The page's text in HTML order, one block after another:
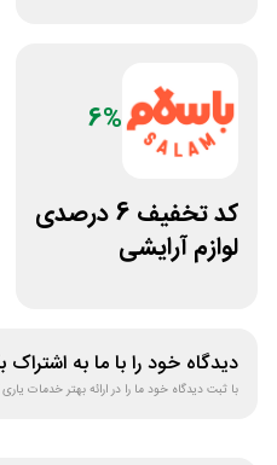
6%
کد تخفیف 6 درصدی
لوازم آرایشی
دیدگاه خود را با ما به اشتراک
با ثبت دیدگاه خود ما را در ارائه بهتر خدمات یاری